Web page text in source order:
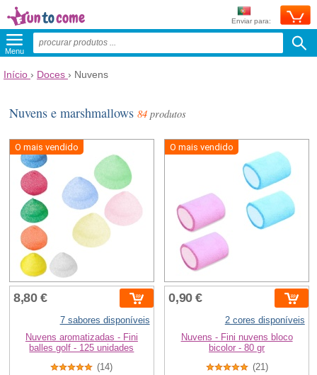
Enviar para:
Menu
Início › Doces › Nuvens
Nuvens e marshmallows84 produtos
O mais vendido
8,80 €
7 sabores disponíveis
Nuvens aromatizadas - Fini
balles golf - 125 unidades
(14)
O mais vendido
0,90 €
2 cores disponíveis
Nuvens - Fini nuvens bloco
bicolor - 80 gr
(21)